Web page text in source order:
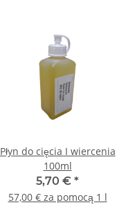
Płyn do cięcia I wiercenia
100ml
5,70 € *
57,00 € za pomocą 1 l